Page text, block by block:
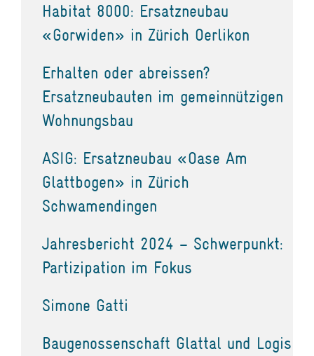
Habitat 8000: Ersatzneubau
«Gorwiden» in Zürich Oerlikon
Erhalten oder abreissen?
Ersatzneubauten im gemeinnützigen
Wohnungsbau
ASIG: Ersatzneubau «Oase Am
Glattbogen» in Zürich
Schwamendingen
Jahresbericht 2024 – Schwerpunkt:
Partizipation im Fokus
Simone Gatti
Baugenossenschaft Glattal und Logis